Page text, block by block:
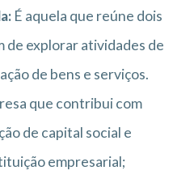
É aquela que reúne dois
de explorar atividades de
de bens e serviços.
que contribui com
de capital social e
empresarial;